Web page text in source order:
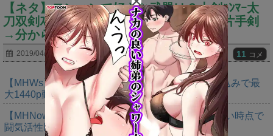
【ネタ】モンハンで好きな武器は？大剣ﾊﾝﾏｰ太
刀双剣ｽﾗｱｸ→分かる ランスガンランス片手剣
→分からない
2019/04/07 11 コメ
【MHWs】「Switch2版モンハンワイルズはDLSS込みで最
大1440p動作」
【MHNow】次の謎石は追撃か。次元臨界に使えない時点で
闘気活性以下のスキルだわ